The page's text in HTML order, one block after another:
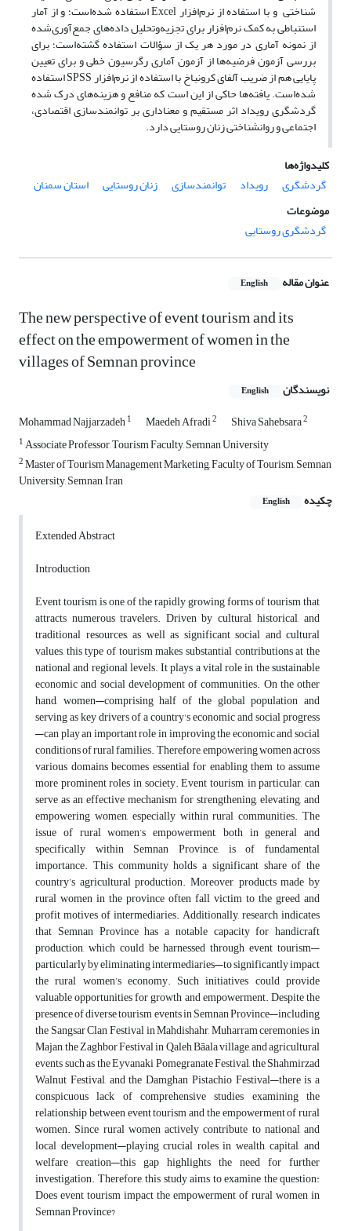
‎شناختی‎ ‎ و با‎ ‎استفاده از نرم‌افزار ‏Excel‏ استفاده شده‌است؛ و از آمار
استنباطی به کمک نرم‌افزار برای تجزیه‌وتحلیل داده‌های جمع‌آوری‌شده
از نمونه آماری در مورد هر یک از ‏سؤالات استفاده گشته‌است؛ برای
بررسی آزمون فرضیه‌‎ها از آزمون‎ آماری رگرسیون خطی و برای تعیین
پایایی هم از ضریب آلفای کرونباخ با استفاده از نرم‌افزار SPSS استفاده
شده‌است. یافته‌ها حاکی از این است که منافع و هزینه‌های درک شده
گردشگری رویداد اثر مستقیم و معناداری بر توانمندسازی اقتصادی،
اجتماعی و روانشناختی زنان روستایی دارد.
کلیدواژه‌ها
گردشگری
رویداد توانمندسازی زنان روستایی
استان سمنان
موضوعات
گردشگری روستایی
عنوان مقاله English
The new perspective of event tourism and its
effect on the empowerment of women in the
villages of Semnan province
نویسندگان English
Mohammad Najjarzadeh1 Maedeh Afradi2 Shiva Sahebsara2
1Associate Professor, Tourism Faculty, Semnan University
2Master of Tourism Management Marketing, Faculty of Tourism, Semnan
University, Semnan, Iran
چکیده
English
Extended Abstract
Introduction
Event tourism is one of the rapidly growing forms of tourism that
attracts numerous travelers. Driven by cultural, historical, and
traditional resources, as well as significant social and cultural
values, this type of tourism makes substantial contributions at the
national and regional levels. It plays a vital role in the sustainable
economic and social development of communities. On the other
hand, women—comprising half of the global population and
serving as key drivers of a country's economic and social progress
—can play an important role in improving the economic and social
conditions of rural families. Therefore, empowering women across
various domains becomes essential for enabling them to assume
more prominent roles in society. Event tourism, in particular, can
serve as an effective mechanism for strengthening, elevating, and
empowering women, especially within rural communities. The
issue of rural women’s empowerment, both in general and
specifically within Semnan Province, is of fundamental
importance. This community holds a significant share of the
country’s agricultural production. Moreover, products made by
rural women in the province often fall victim to the greed and
profit motives of intermediaries. Additionally, research indicates
that Semnan Province has a notable capacity for handicraft
production, which could be harnessed through event tourism—
particularly by eliminating intermediaries—to significantly impact
the rural women’s economy. Such initiatives could provide
valuable opportunities for growth and empowerment. Despite the
presence of diverse tourism events in Semnan Province—including
the Sangsar Clan Festival in Mahdishahr, Muharram ceremonies in
Majan, the Zaghbor Festival in Qaleh Bāala village, and agricultural
events such as the Eyvanaki Pomegranate Festival, the Shahmirzad
Walnut Festival, and the Damghan Pistachio Festival—there is a
conspicuous lack of comprehensive studies examining the
relationship between event tourism and the empowerment of rural
women. Since rural women actively contribute to national and
local development—playing crucial roles in wealth, capital, and
welfare creation—this gap highlights the need for further
investigation. Therefore, this study aims to examine the question:
Does event tourism impact the empowerment of rural women in
Semnan Province?